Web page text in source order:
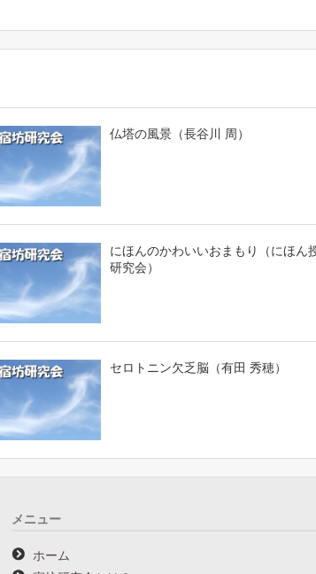
仏塔の風景（長谷川 周）
にほんのかわいいおまもり（にほん
研究会）
セロトニン欠乏脳（有田 秀穂）
メニュー
ホーム